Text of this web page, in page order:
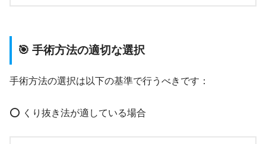
🎯 手術方法の適切な選択
手術方法の選択は以下の基準で行うべきです：
⭕ くり抜き法が適している場合